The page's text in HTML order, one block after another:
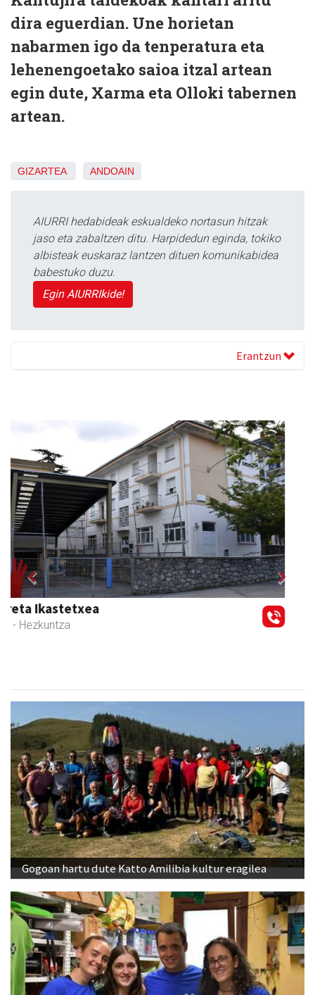
dira eguerdian. Une horietan
nabarmen igo da tenperatura eta
lehenengoetako saioa itzal artean
egin dute, Xarma eta Olloki tabernen
artean.
GIZARTEA ANDOAIN
AIURRI hedabideak eskualdeko nortasun hitzak
jaso eta zabaltzen ditu. Harpidedun eginda, tokiko
albisteak euskaraz lantzen dituen komunikabidea
babestuko duzu.
Egin AIURRIkide!
Erantzun
Txindoki taberna
Andoain -
Previous Next
Gogoan hartu dute Katto Amilibia kultur eragilea